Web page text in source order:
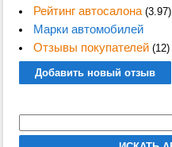
Рейтинг автосалона(3.97)
Марки автомобилей
Отзывы покупателей(12)
Добавить новый отзыв